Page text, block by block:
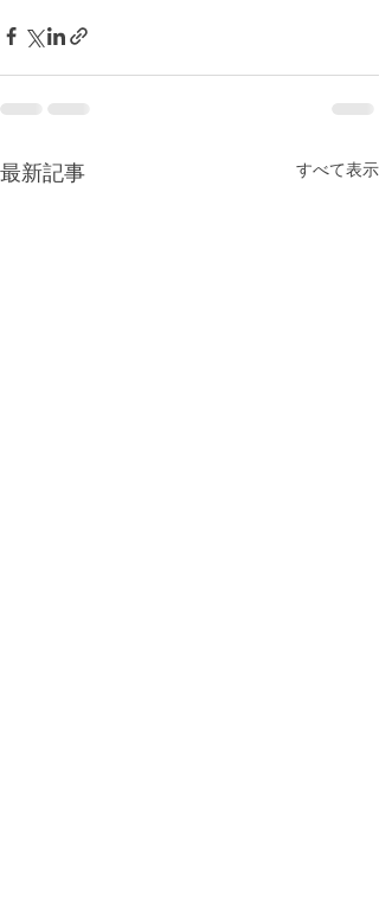
最新記事 すべて表示